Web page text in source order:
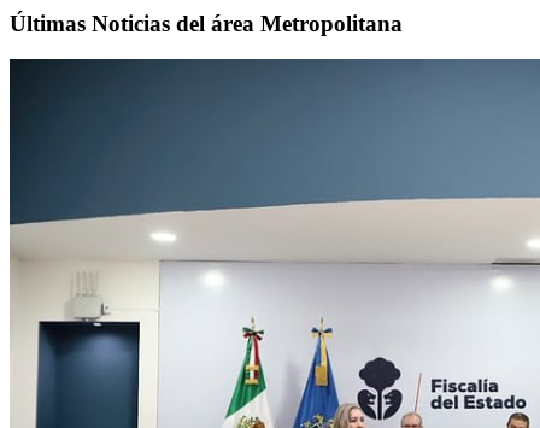
Últimas Noticias del área Metropolitana